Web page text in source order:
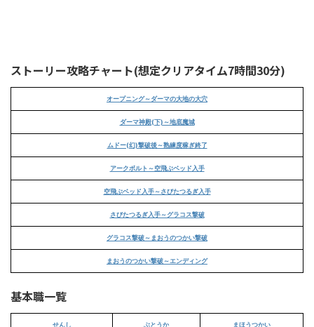
ストーリー攻略チャート(想定クリアタイム7時間30分)
オープニング～ダーマの大地の大穴
ダーマ神殿(下)～地底魔城
ムドー(幻)撃破後～熟練度稼ぎ終了
アークボルト～空飛ぶベッド入手
空飛ぶベッド入手～さびたつるぎ入手
さびたつるぎ入手～グラコス撃破
グラコス撃破～まおうのつかい撃破
まおうのつかい撃破～エンディング
基本職一覧
せんし ぶとうか まほうつかい